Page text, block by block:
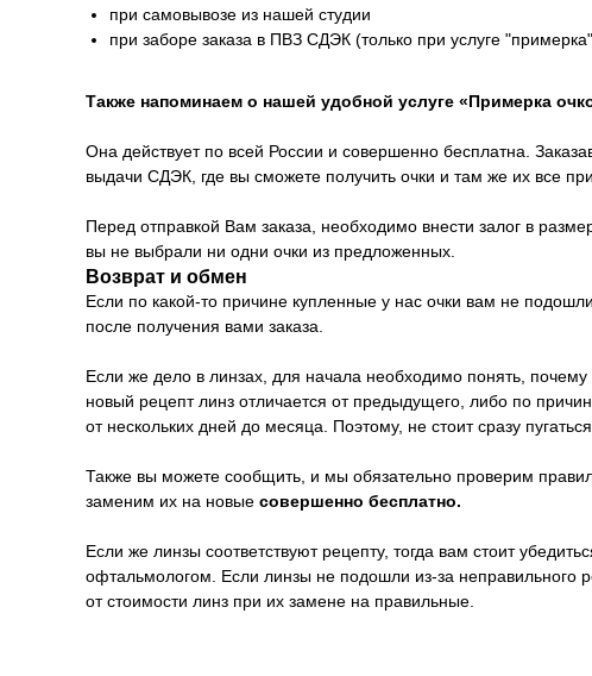
при самовывозе из нашей студии
при заборе заказа в ПВЗ СДЭК (только при услуге
Также напоминаем о нашей удобной услуге «Примерка
Она действует по всей России и совершенно бесплатна.
выдачи СДЭК, где вы сможете получить очки и там же их все
Перед отправкой Вам заказа, необходимо внести залог в
вы не выбрали ни одни очки из предложенных.
Возврат и обмен
Если по какой-то причине купленные у нас очки вам не
после получения вами заказа.
Если же дело в линзах, для начала необходимо понять,
новый рецепт линз отличается от предыдущего, либо по
от нескольких дней до месяца. Поэтому, не стоит сразу
Также вы можете сообщить, и мы обязательно проверим
заменим их на новые совершенно бесплатно.
Если же линзы соответствуют рецепту, тогда вам стоит
офтальмологом. Если линзы не подошли из-за неправильного
от стоимости линз при их замене на правильные.